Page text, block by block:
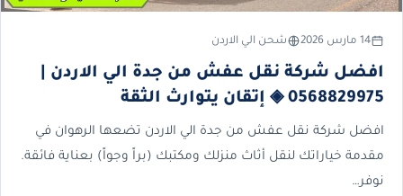
14 مارس 2026 شحن الي الاردن
افضل شركة نقل عفش من جدة الي الاردن |
0568829975 ◈ إتقان يتوارث الثقة
افضل شركة نقل عفش من جدة الي الاردن تضعها الرهوان في
مقدمة خياراتك لنقل أثاث منزلك ومكتبك (براً وجواً) بعناية فائقة.
نوفر…